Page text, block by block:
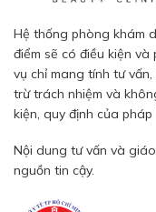
Hệ thống phòng khám
điểm sẽ có điều kiện
vụ chỉ mang tính tư
trừ trách nhiệm và
kiện, quy định của pháp
Nội dung tư vấn và
nguồn tin cậy.